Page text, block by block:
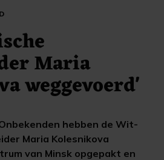
Maria
weggevoerd'
hebben de Wit-
Maria Kolesnikova
van Minsk opgepakt en